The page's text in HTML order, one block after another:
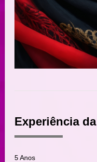
Experiência
5 Anos